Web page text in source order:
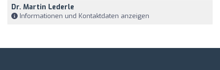
Dr. Martin Lederle
Informationen und Kontaktdaten anzeigen